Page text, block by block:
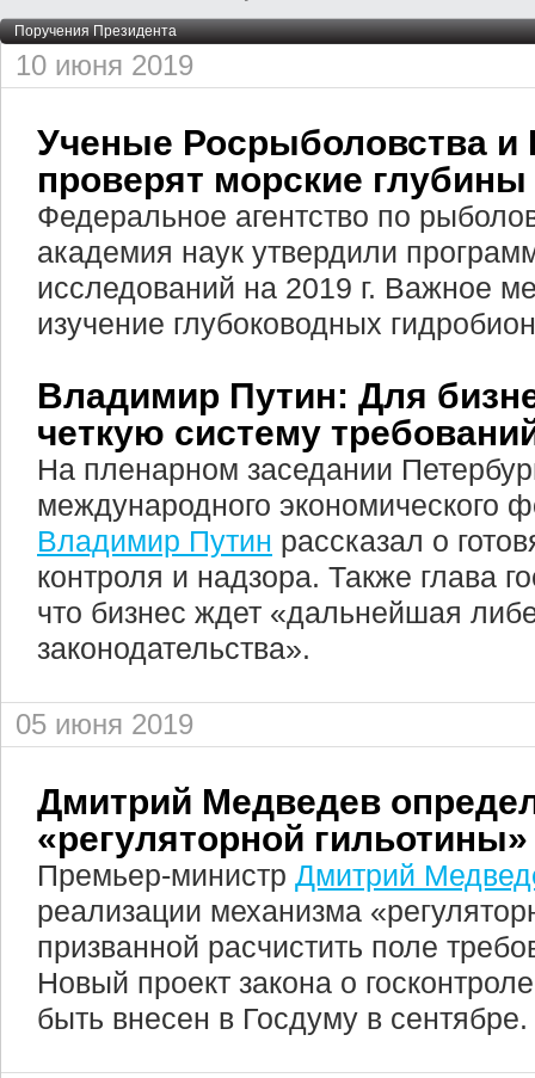
Поручения Президента
10 июня 2019
Ученые Росрыболовства и
проверят морские глубины
Федеральное агентство по
академия наук утвердили
исследований на 2019 г. Важное
изучение глубоководных
Владимир Путин: Для
четкую систему
На пленарном заседании
международного экономического
Владимир Путин рассказал о
контроля и надзора. Также глава
что бизнес ждет «дальнейшая
законодательства».
05 июня 2019
Дмитрий Медведев
«регуляторной гильотины»
Премьер-министр Дмитрий
реализации механизма
призванной расчистить поле
Новый проект закона о
быть внесен в Госдуму в сентябре.